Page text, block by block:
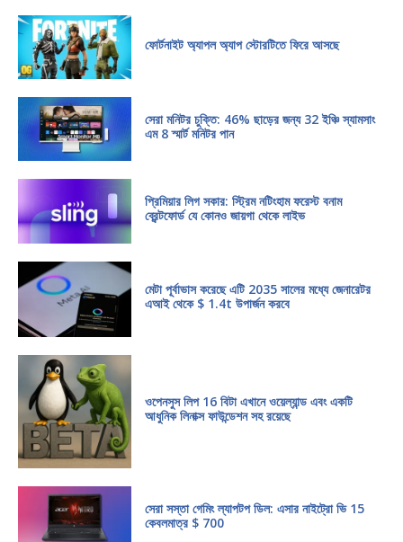
ফোর্টনাইট অ্যাপল অ্যাপ স্টোরটিতে ফিরে আসছে
সেরা মনিটর চুক্তি: 46% ছাড়ের জন্য 32 ইঞ্চি স্যামসাং
এম 8 স্মার্ট মনিটর পান
প্রিমিয়ার লিগ সকার: স্ট্রিম নটিংহাম ফরেস্ট বনাম
ব্রেন্টফোর্ড যে কোনও জায়গা থেকে লাইভ
মেটা পূর্বাভাস করেছে এটি 2035 সালের মধ্যে জেনারেটর
এআই থেকে $ 1.4t উপার্জন করবে
ওপেনসুস লিপ 16 বিটা এখানে ওয়েল্যান্ড এবং একটি
আধুনিক লিনাক্স ফাউন্ডেশন সহ রয়েছে
সেরা সস্তা গেমিং ল্যাপটপ ডিল: এসার নাইট্রো ভি 15
কেবলমাত্র $ 700